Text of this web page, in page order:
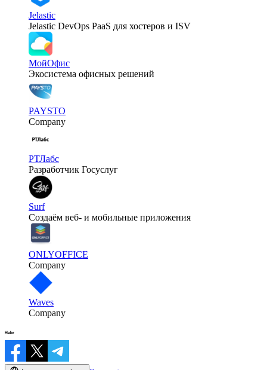
Jelastic
Jelastic DevOps PaaS для хостеров и ISV
МойОфис
Экосистема офисных решений
PAYSTO
Company
РТЛабс
Разработчик Госуслуг
Surf
Создаём веб- и мобильные приложения
ONLYOFFICE
Company
Waves
Company